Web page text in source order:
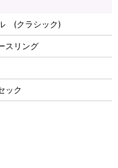
(クラシック)
スリング
ック